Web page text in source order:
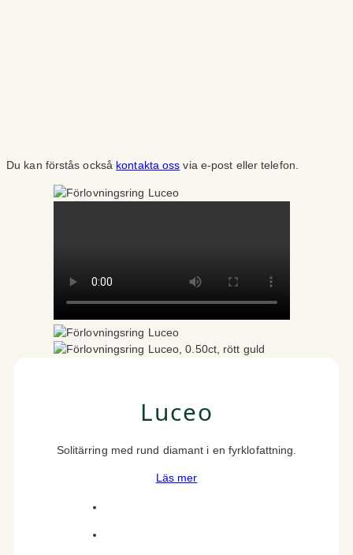
Du kan förstås också kontakta oss via e-post eller telefon.
Luceo
Solitärring med rund diamant i en fyrklofattning.
Läs mer